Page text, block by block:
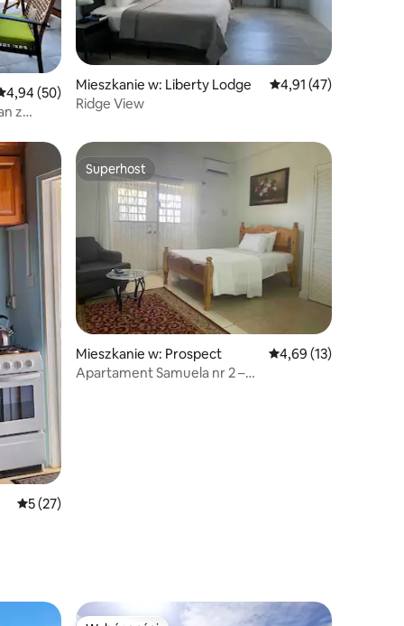
ocena: 4,94 na 5, liczba recenzji: 50
4,94 (50)
z
Mieszkanie w: Liberty Lodge Średnia ocena: 4,91
4,91 (47)
Ridge View
Średnia ocena: 5 na 5, liczba recenzji: 27
5 (27)
Superhost
Superhost
Mieszkanie w: Prospect Średnia ocena: 4,69
4,69 (13)
Apartament Samuela nr 2 –